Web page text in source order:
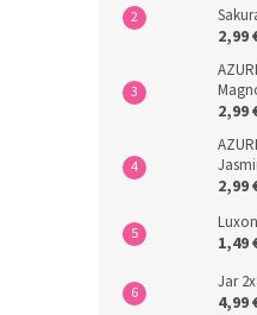
2,99
2,99
2,99
1,49
Jar
4,99